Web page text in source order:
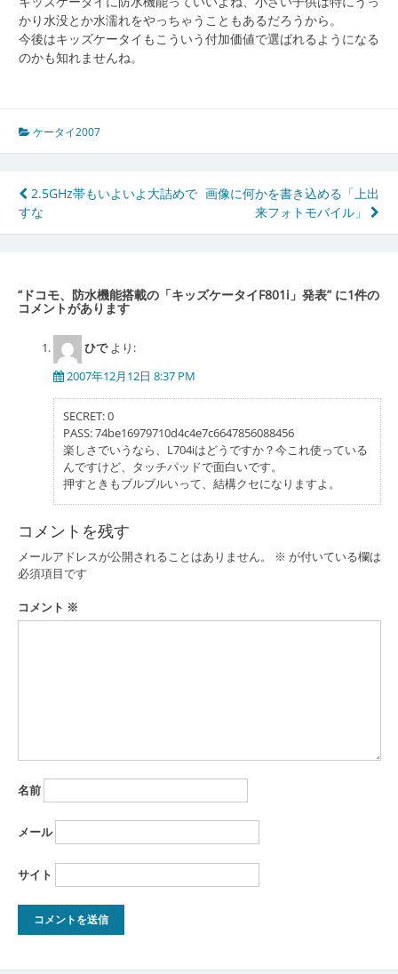
かり水没とか水濡れをやっちゃうこともあるだろうから。
今後はキッズケータイもこういう付加価値で選ばれるようになる
のかも知れませんね。
ケータイ2007
投
稿
ビ
ゲ
ー
2.5GHz帯もいよいよ大詰めで
すな
画像に何かを書き込める「上出
来フォトモバイル」
“ドコモ、防水機能搭載の「キッズケータイF801i」発表” に1件の
コメントがあります
ひで より:
2007年12月12日 8:37 PM
SECRET: 0
PASS: 74be16979710d4c4e7c6647856088456
楽しさでいうなら、L704iはどうですか？今これ使っている
んですけど、タッチパッドで面白いです。
押すときもブルブルいって、結構クセになりますよ。
コメントを残す
メールアドレスが公開されることはありません。 ※ が付いている欄は
必須項目です
コメント ※
名前
メール
サイト